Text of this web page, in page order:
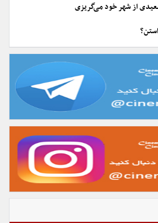
از شهر خود می‌گریزی